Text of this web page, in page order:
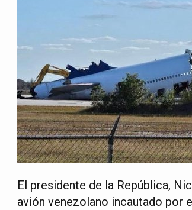
El presidente de la República,
avión venezolano incautado por